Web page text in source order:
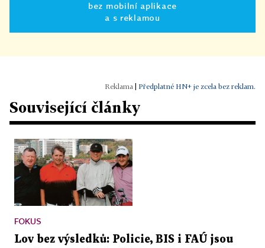
bez mobilní aplikace
a s reklamou
Předplatné HN+ je zcela bez reklam.
Související články
FOKUS
Lov bez výsledků: Policie, BIS i FAÚ jsou